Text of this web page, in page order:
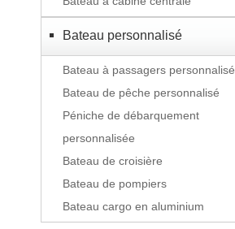
Bateau personnalisé
Bateau à passagers personnalisé
Bateau de pêche personnalisé
Péniche de débarquement
personnalisée
Bateau de croisière
Bateau de pompiers
Bateau cargo en aluminium